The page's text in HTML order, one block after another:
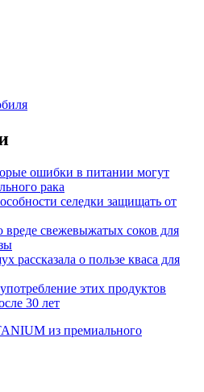
ошибки в питании могут
рака
селедки защищать от
вреде свежевыжатых соков для
рассказала о пользе кваса для
этих продуктов
30 лет
из премиального